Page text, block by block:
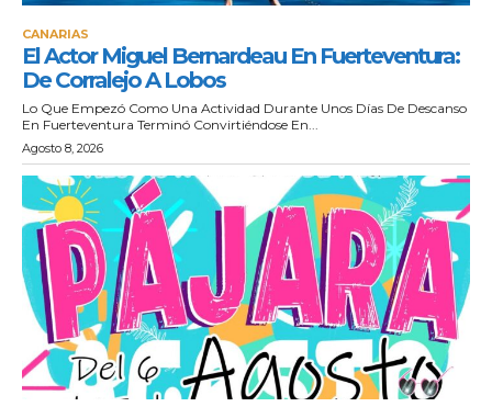
CANARIAS
El Actor Miguel Bernardeau En Fuerteventura:
De Corralejo A Lobos
Lo Que Empezó Como Una Actividad Durante Unos Días De Descanso
En Fuerteventura Terminó Convirtiéndose En...
Agosto 8, 2026